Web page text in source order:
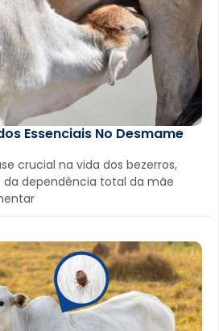
Essenciais No Desmame
crucial na vida dos bezerros,
dependência total da mãe